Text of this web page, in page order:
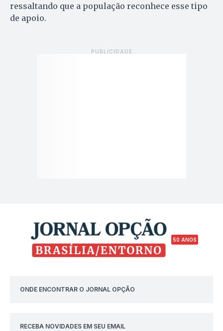
ressaltando que a população reconhece esse tipo
de apoio.
50 ANOS
ONDE ENCONTRAR O JORNAL OPÇÃO
RECEBA NOVIDADES EM SEU EMAIL